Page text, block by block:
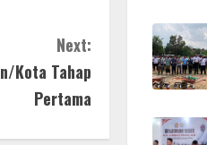
Next:
Kota Tahap
Pertama